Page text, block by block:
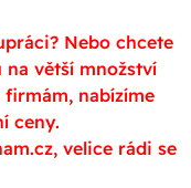
Nebo chcete
na větší množství
nabízíme
ceny.
velice rádi se